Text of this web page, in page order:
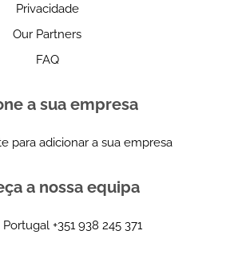
Privacidade
Our Partners
FAQ
a sua empresa
para adicionar a sua empresa
a nossa equipa
+351 938 245 371